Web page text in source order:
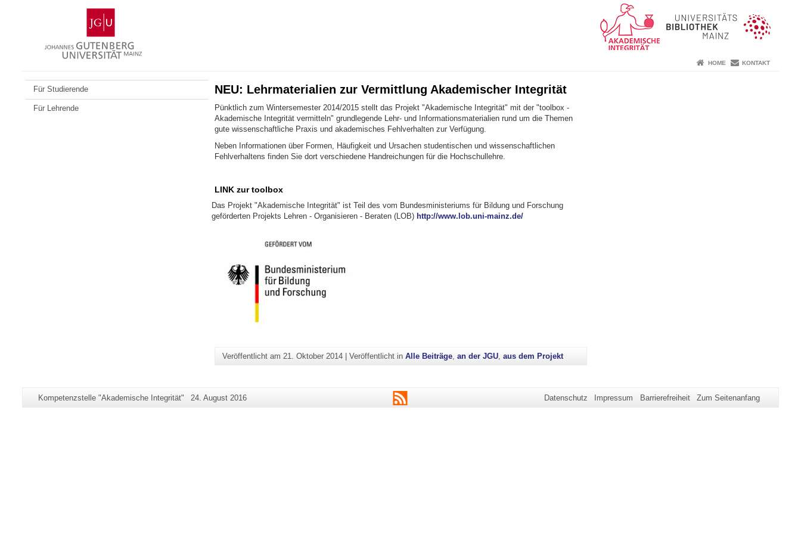
Gutenberg-
Universität
Mainz
HOME KONTAKT
Für Studierende
Für Lehrende
NEU: Lehrmaterialien zur Vermittlung Akademischer Integrität
Pünktlich zum Wintersemester 2014/2015 stellt das Projekt "Akademische Integrität" mit der "toolbox -
Akademische Integrität vermitteln" grundlegende Lehr- und Informationsmaterialien rund um die Themen
gute wissenschaftliche Praxis und akademisches Fehlverhalten zur Verfügung.
Neben Informationen über Formen, Häufigkeit und Ursachen studentischen und wissenschaftlichen
Fehlverhaltens finden Sie dort verschiedene Handreichungen für die Hochschullehre.
LINK zur toolbox
Das Projekt "Akademische Integrität" ist Teil des vom Bundesministeriums für Bildung und Forschung
geförderten Projekts Lehren - Organisieren - Beraten (LOB) http://www.lob.uni-mainz.de/
Veröffentlicht am21. Oktober 2014 |Veröffentlicht inAlle Beiträge,an der JGU,aus dem Projekt
Zusätzliche
Seiten-
Kompetenzstelle "Akademische Integrität"
Letzte
24. August 2016 RSS Datenschutz Impressum Barrierefreiheit Zum Seitenanfang